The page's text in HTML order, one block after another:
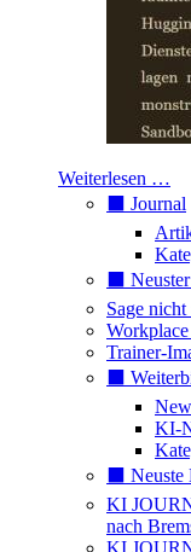
Weiterlesen …
⬛️ Journal
⬛️
Sage
Trainer-
⬛️
KI-
⬛️
KI
nach
KI